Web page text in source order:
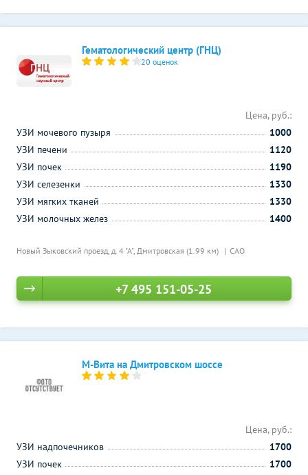
Гематологический центр (ГНЦ)
20 оценок
Новый Зыковский проезд, д. 4 "А", Дмитровская (1.99 км) САО
Цена, руб.:
УЗИ мочевого пузыря
1000
УЗИ печени
1120
УЗИ почек
1190
УЗИ селезенки
1330
УЗИ мягких тканей
1330
УЗИ молочных желез
1400
+7 495 151-05-25
М-Вита на Дмитровском шоссе
Цена, руб.:
УЗИ надпочечников
1700
УЗИ почек
1700